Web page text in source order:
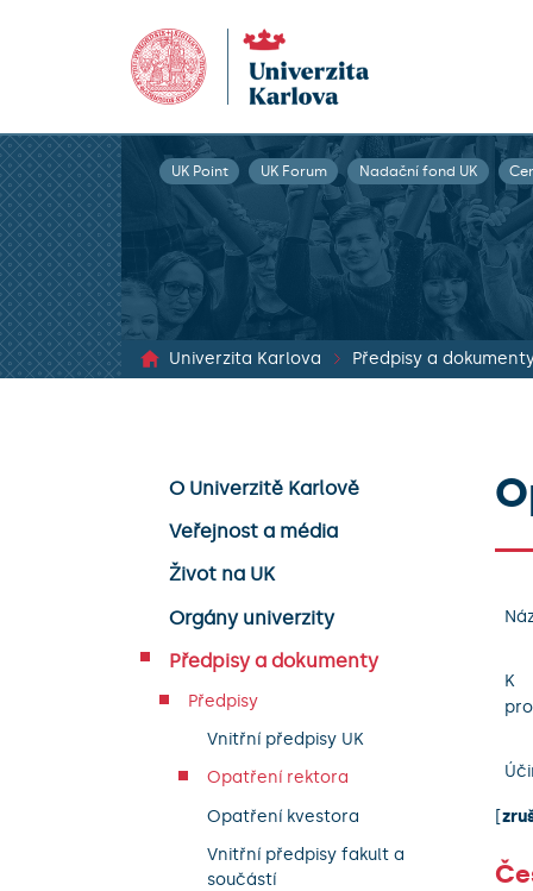
UK Point UK Forum Nadační fond UK
Univerzita Karlova Předpisy a
O Univerzitě Karlově
Veřejnost a média
Život na UK
Orgány univerzity
Předpisy a dokumenty
Předpisy
Vnitřní předpisy UK
Opatření rektora
Opatření kvestora
Vnitřní předpisy fakult a
součástí
K
[